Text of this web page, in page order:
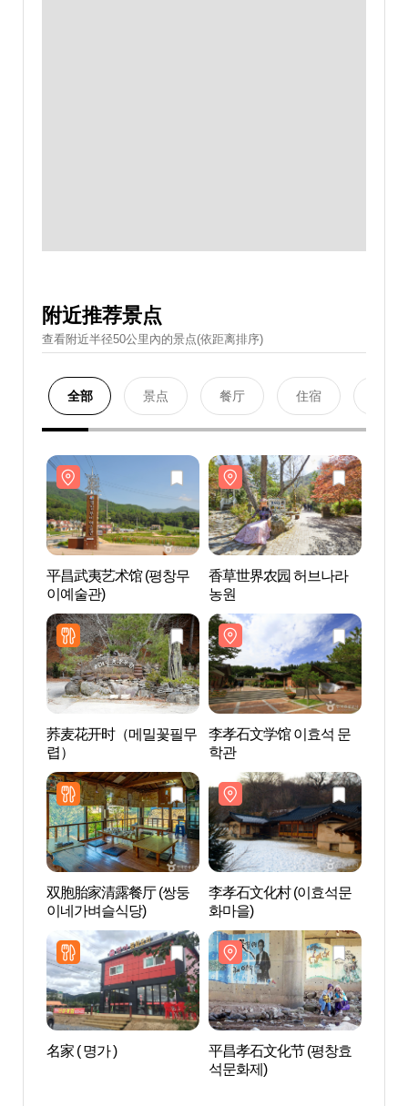
附近推荐景点
查看附近半径50公里內的景点(依距离排序)
全部 景点 餐厅 住宿
平昌武夷艺术馆 (평창무
이예술관)
香草世界农园 허브나라
농원
荞麦花开时（메밀꽃필무
렵）
李孝石文学馆 이효석 문
학관
双胞胎家清露餐厅 (쌍둥
이네가벼슬식당)
李孝石文化村 (이효석문
화마을)
名家 ( 명가 )
平昌孝石文化节 (평창효
석문화제)